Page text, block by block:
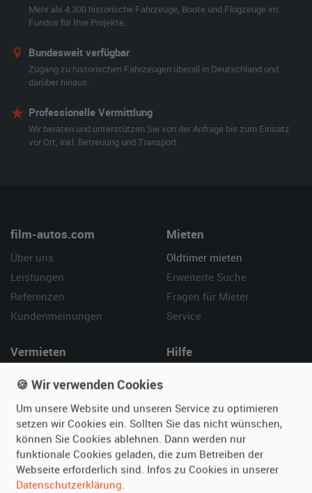
Mehr als 4.300 historische Fahrzeuge, Boote und Flugzeuge im
Fundus für Ihre Projekte.
Bundesweit verfügbar
Zugang zu historischen Fahrzeugen überall in Deutschland und
darüber hinaus.
Professionelle Vermittlung
Wir beraten und unterstützen Sie von der Anfrage bis zum Einsatz
vor Ort, inkl. Betreuung und Transport.
film-autos.com
Über uns
Leistungen
Referenzen
Kundenmeinungen
Mieten
Oldtimer mieten
Erweiterte Suche
Fragen für Mieter
Service
Vermieten
Fragen für Vermieter
Inserat verwalten
Hilfe
Kontakt
SPECIAL
Berühmte Filmautos –
🍪 Wir verwenden Cookies
Um unsere Website und unseren Service zu optimieren
setzen wir Cookies ein. Sollten Sie das nicht wünschen,
können Sie Cookies ablehnen. Dann werden nur
funktionale Cookies geladen, die zum Betreiben der
Webseite erforderlich sind. Infos zu Cookies in unserer
Datenschutzerklärung.